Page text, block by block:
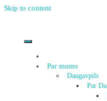
Skip to content
Par mums
Daugavpils
Par